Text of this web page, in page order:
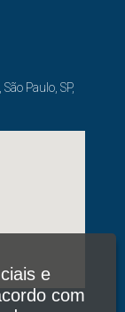
Paulo, SP,
e
com